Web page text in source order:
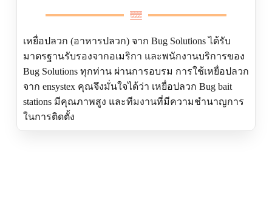
เหยื่อปลวก (อาหารปลวก) จาก Bug Solutions ได้รับ
มาตรฐานรับรองจากอเมริกา และพนักงานบริการของ
Bug Solutions ทุกท่าน ผ่านการอบรม การใช้เหยื่อปลวก
จาก ensystex คุณจึงมั่นใจได้ว่า เหยื่อปลวก Bug bait
stations มีคุณภาพสูง และทีมงานที่มีความชำนาญการ
ในการติดตั้ง